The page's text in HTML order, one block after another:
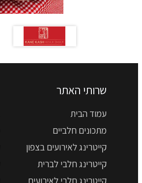
שרותי האתר
עמוד הבית
מתכונים חלביים
קייטרינג לאירועים בצפון
קייטרינג חלבי לברית
קייטרינג חלבי לאירועים